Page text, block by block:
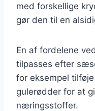
med forskellige
gør den til en
En af fordelene
tilpasses efter
for eksempel
gulerødder for at
næringsstoffer.